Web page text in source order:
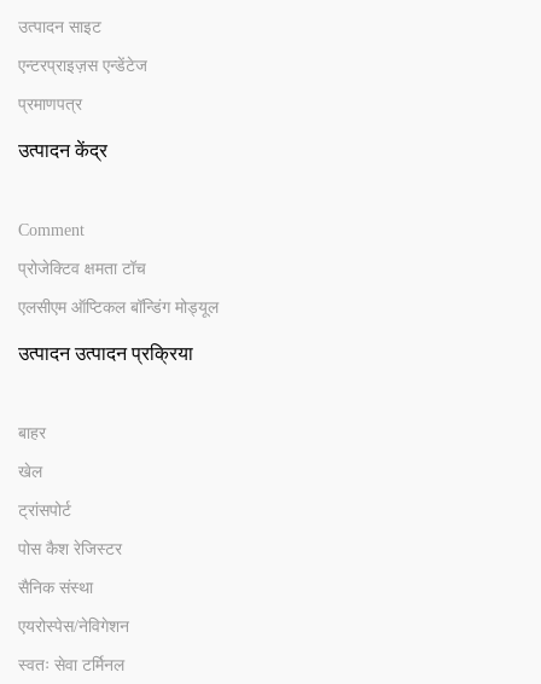
उत्पादन साइट
एन्टरप्राइज़स एन्डेंटेज
प्रमाणपत्र
उत्पादन केंद्र
Comment
प्रोजेक्टिव क्षमता टॉच
एलसीएम ऑप्टिकल बॉन्डिंग मोड्यूल
उत्पादन उत्पादन प्रक्रिया
बाहर
खेल
ट्रांसपोर्ट
पोस कैश रेजिस्टर
सैनिक संस्था
एयरोस्पेस/नेविगेशन
स्वतः सेवा टर्मिनल